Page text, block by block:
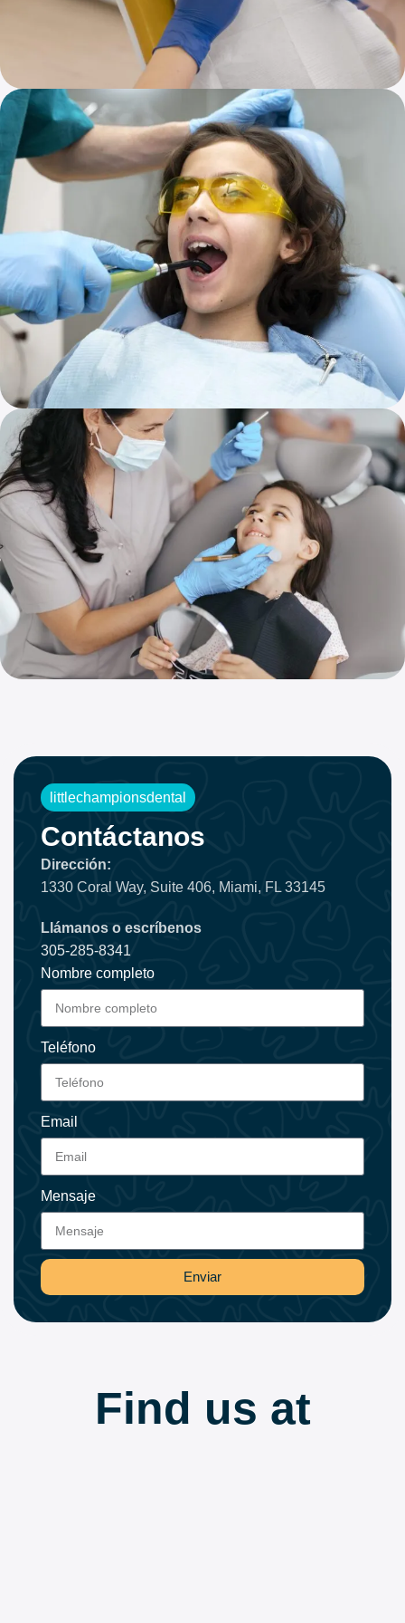
Sellantes dentales
Los sellantes dentales son recubrimientos protectores
delgados que se aplican sobre las superficies de masticación
de los dientes para ayudar a prevenir las caries.
Óxido nitroso
El óxido nitroso, también conocido como gas de la risa, es un
sedante seguro y suave que ayuda a los niños a relajarse
durante los procedimientos dentales.
libera el tejido oral tenso bajo la lengua o el labio superior
littlechampionsdental
Contáctanos
Dirección:
1330 Coral Way, Suite 406, Miami, FL 33145
Llámanos o escríbenos
305-285-8341
Nombre completo
Teléfono
Email
Mensaje
Enviar
Find us at